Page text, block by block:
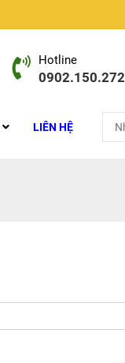
Hotline
0902.150.272
LIÊN HỆ